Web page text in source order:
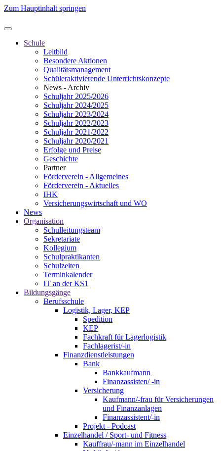
Zum Hauptinhalt springen
Schule
Leitbild
Besondere Aktionen
Qualitätsmanagement
Schüleraktivierende Unterrichtskonzepte
News - Archiv
Schuljahr 2025/2026
Schuljahr 2024/2025
Schuljahr 2023/2024
Schuljahr 2022/2023
Schuljahr 2021/2022
Schuljahr 2020/2021
Erfolge und Preise
Geschichte
Partner
Förderverein - Allgemeines
Förderverein - Aktuelles
IHK
Versicherungswirtschaft und WO
News
Organisation
Schulleitungsteam
Sekretariate
Kollegium
Schulpraktikanten
Schulzeiten
Terminkalender
IT an der KS1
Bildungsgänge
Berufsschule
Logistik, Lager, KEP
Spedition
KEP
Fachkraft für Lagerlogistik
Fachlagerist/-in
Finanzdienstleistungen
Bank
Bankkaufmann
Finanzassisten/ -in
Versicherung
Kaufmann/-frau für Versicherungen
und Finanzanlagen
Finanzassistent/-in
Projekt - Podcast
Einzelhandel / Sport- und Fitness
Kauffrau/-mann im Einzelhandel